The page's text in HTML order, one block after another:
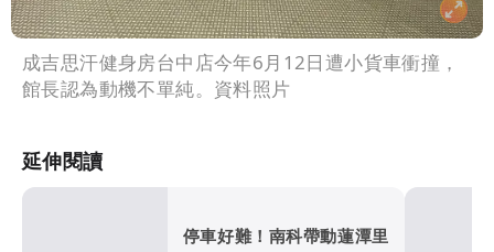
成吉思汗健身房台中店今年6月12日遭小貨車衝撞，
館長認為動機不單純。資料照片
延伸閱讀
停車好難！南科帶動蓮潭里